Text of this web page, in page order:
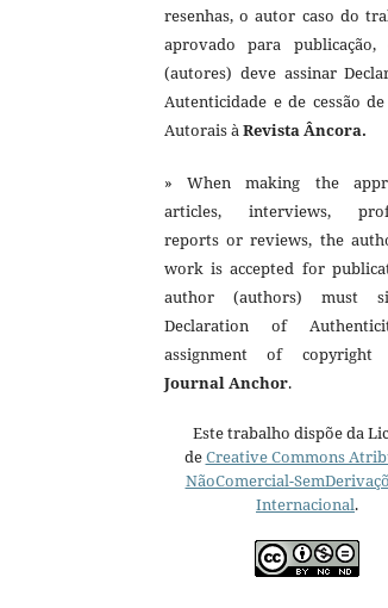
resenhas, o autor caso do
aprovado para
(autores) deve assinar
Autenticidade e de cessão
Autorais àRevista Âncora.
» When making the
articles, interviews,
reports or reviews, the
work is accepted for
author (authors) must
Declaration of
assignment of
Journal Anchor.
Este trabalho dispõe da
deCreative Commons
NãoComercial-
Internacional.